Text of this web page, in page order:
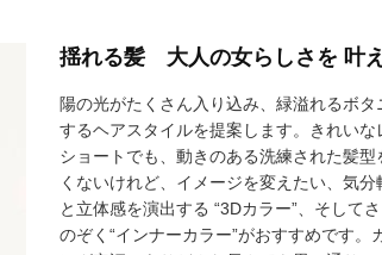
揺れる髪 大人の女らしさを 叶
陽の光がたくさん入り込み、緑溢れるボ
するヘアスタイルを提案します。きれい
ショートでも、動きのある洗練された髪
くないけれど、イメージを変えたい、気
と立体感を演出する “3Dカラー”、そして
のぞく“インナーカラー”がおすすめです